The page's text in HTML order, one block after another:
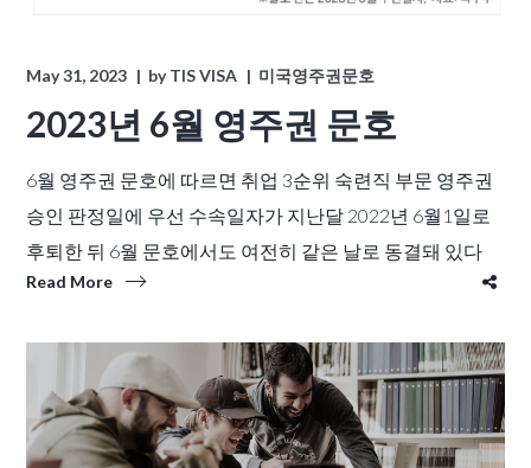
May 31, 2023 byTIS VISA 미국영주권문호
2023년 6월 영주권 문호
6월 영주권 문호에 따르면 취업 3순위 숙련직 부문 영주권
승인 판정일에 우선 수속일자가 지난달 2022년 6월1일로
후퇴한 뒤 6월 문호에서도 여전히 같은 날로 동결돼 있다
Read More